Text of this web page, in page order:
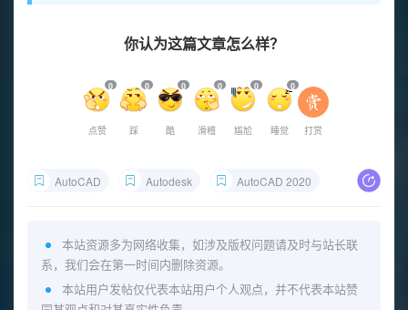
你认为这篇文章怎么样？
0
点赞
0
踩
0
酷
0
滑稽
0
尴尬
0
睡觉 打赏
AutoCAD Autodesk AutoCAD 2020
本站资源多为网络收集，如涉及版权问题请及时与站长联
系，我们会在第一时间内删除资源。
本站用户发帖仅代表本站用户个人观点，并不代表本站赞